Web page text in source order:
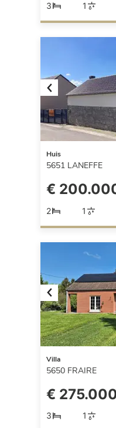
3 1
Previous
Huis
5651 LANEFFE
€
2 1
Previous
Villa
5650 FRAIRE
€
3 1